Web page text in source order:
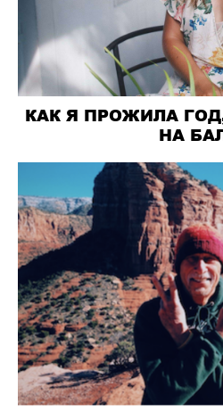
КАК Я ПРОЖИЛА
НА